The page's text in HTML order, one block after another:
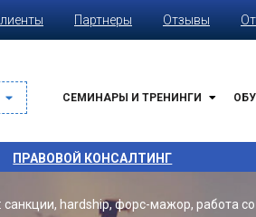
Партнеры Отзывы
СЕМИНАРЫ И ТРЕНИНГИ
ПРАВОВОЙ КОНСАЛТИНГ
hardship, форс-мажор, работа